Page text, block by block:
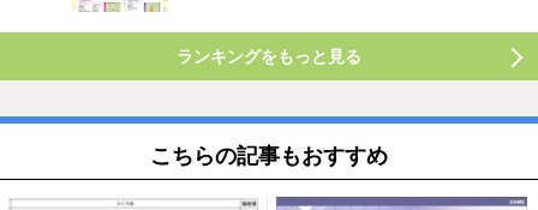
ランキングをもっと見る
こちらの記事もおすすめ